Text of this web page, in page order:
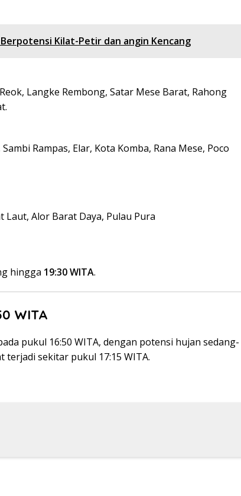
Kilat-Petir dan angin Kencang
Langke Rembong, Satar Mese Barat, Rahong
Rampas, Elar, Kota Komba, Rana Mese, Poco
Alor Barat Daya, Pulau Pura
hingga 19:30 WITA.
WITA
pukul 16:50 WITA, dengan potensi hujan sedang-
terjadi sekitar pukul 17:15 WITA.